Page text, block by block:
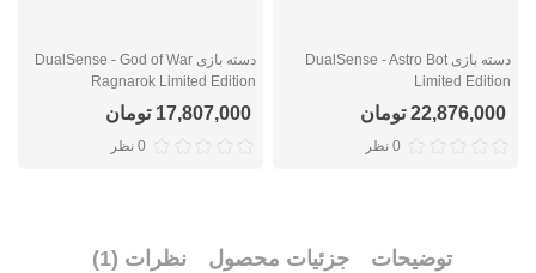
دسته بازی DualSense - Astro Bot
Limited Edition
22,876,000 تومان
0 نظر
دسته بازی DualSense - God of War
Ragnarok Limited Edition
17,807,000 تومان
0 نظر
توضیحات جزئیات محصول نظرات (1)